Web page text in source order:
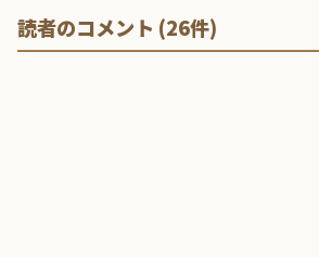
読者のコメント (26件)